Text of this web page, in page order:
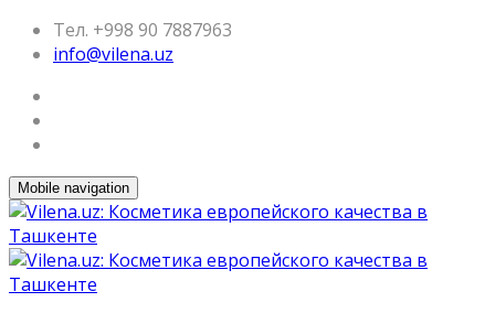
Тел. +998 90 7887963
info@vilena.uz
Mobile navigation